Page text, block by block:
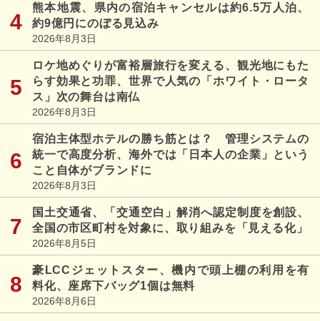
熊本地震、県内の宿泊キャンセルは約6.5万人泊、
約9億円にのぼる見込み
2026年8月3日
ロケ地めぐりが富裕層旅行を変える、観光地にもた
らす効果と功罪、世界で人気の「ホワイト・ロータ
ス」次の舞台は南仏
2026年8月3日
宿泊主体型ホテルの勝ち筋とは？ 管理システムの
統一で高度分析、海外では「日本人の企業」という
こと自体がブランドに
2026年8月3日
国土交通省、「交通空白」解消へ認定制度を創設、
全国の市区町村を対象に、取り組みを「見える化」
2026年8月5日
豪LCCジェットスター、機内で頭上棚の利用を有
料化、座席下バッグ1個は無料
2026年8月6日